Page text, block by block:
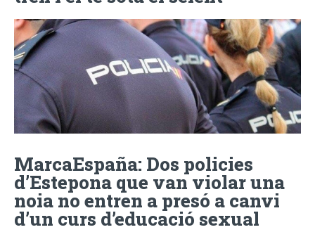
MarcaEspaña: Dos policies
d’Estepona que van violar una
noia no entren a presó a canvi
d’un curs d’educació sexual